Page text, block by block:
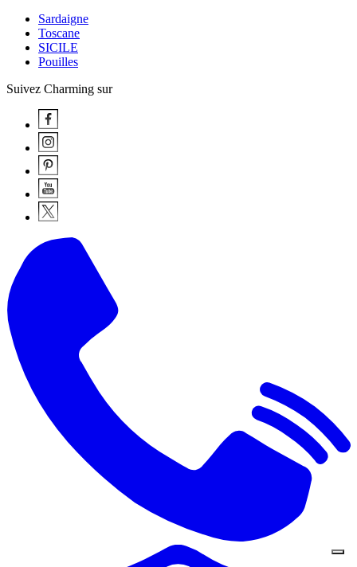
Sardaigne
Toscane
SICILE
Pouilles
Suivez Charming sur